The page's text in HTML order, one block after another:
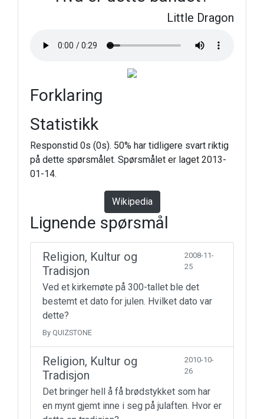
Little Dragon
Forklaring
Statistikk
Responstid 0s (0s). 50% har tidligere svart riktig
på dette spørsmålet. Spørsmålet er laget 2013-
01-14.
Wikipedia
Lignende spørsmål
Religion, Kultur og
Tradisjon
2008-11-
25
Ved et kirkemøte på 300-tallet ble det
bestemt et dato for julen. Hvilket dato var
dette?
By QUIZSTONE
Religion, Kultur og
Tradisjon
2010-10-
26
Det bringer hell å få brødstykket som har
en mynt gjemt inne i seg på julaften. Hvor er